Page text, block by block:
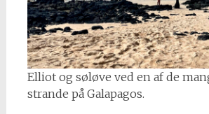
Elliot og søløve ved en af de
strande på Galapagos.